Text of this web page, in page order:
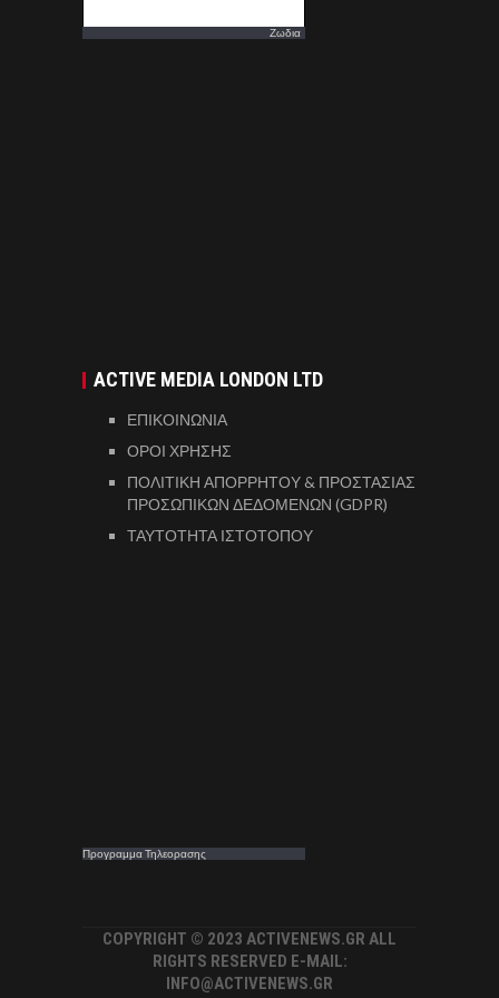
Ζωδια
ACTIVE MEDIA LONDON LTD
ΕΠΙΚΟΙΝΩΝΙΑ
ΟΡΟΙ ΧΡΗΣΗΣ
ΠΟΛΙΤΙΚΗ ΑΠΟΡΡΗΤΟΥ & ΠΡΟΣΤΑΣΙΑΣ
ΠΡΟΣΩΠΙΚΩΝ ΔΕΔΟΜΕΝΩΝ (GDPR)
ΤΑΥΤΟΤΗΤΑ ΙΣΤΟΤΟΠΟΥ
Προγραμμα Τηλεορασης
COPYRIGHT © 2023 ACTIVENEWS.GR ALL
RIGHTS RESERVED E-MAIL:
INFO@ACTIVENEWS.GR